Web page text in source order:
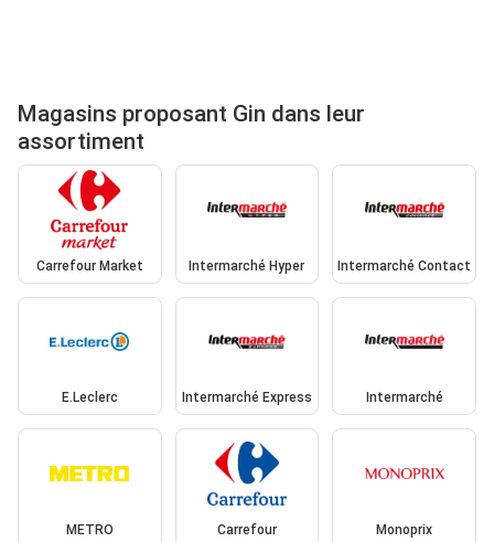
Magasins proposant Gin dans leur
assortiment
Carrefour Market Intermarché Hyper Intermarché Contact
E.Leclerc Intermarché Express Intermarché
METRO Carrefour Monoprix